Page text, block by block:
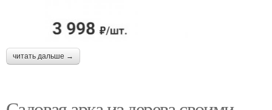
читать дальше →